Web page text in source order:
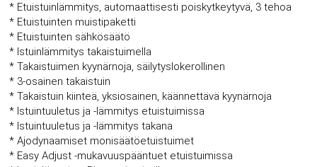
* Etuistuinlämmitys, automaattisesti poiskytkeytyvä, 3 tehoa
* Etuistuinten muistipaketti
* Etuistuinten sähkösäätö
* Istuinlämmitys takaistuimella
* Takaistuimen kyynärnoja, säilytyslokerollinen
* 3-osainen takaistuin
* Takaistuin kiinteä, yksiosainen, käännettävä kyynärnoja
* Istuintuuletus ja -lämmitys etuistuimissa
* Istuintuuletus ja -lämmitys takana
* Ajodynaamiset monisäätöetuistuimet
* Easy Adjust -mukavuuspääntuet etuistuimissa